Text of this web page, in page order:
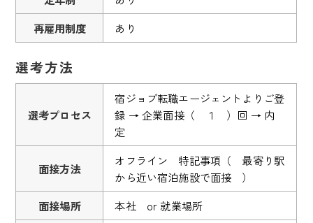
再雇用制度
あり
選考方法
選考プロセス
宿ジョブ転職エージェントよりご登
録 → 企業面接（ １ ）回 → 内
定
面接方法
オフライン 特記事項（ 最寄り駅
から近い宿泊施設で面接 ）
面接場所
本社 or 就業場所